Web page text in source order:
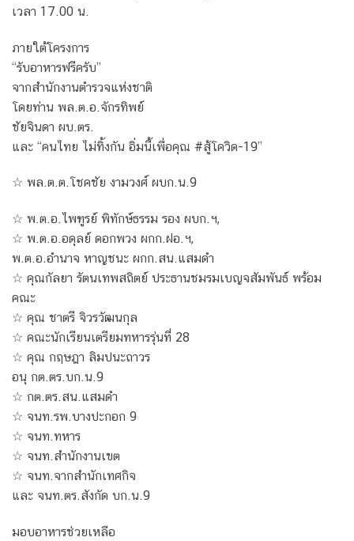
เวลา 17.00 น.
ภายใต้โครงการ
“รับอาหารฟรีครับ”
จากสำนักงานตำรวจแห่งชาติ
โดยท่าน พล.ต.อ.จักรทิพย์
ชัยจินดา ผบ.ตร.
และ “คนไทย ไม่ทิ้งกัน อิ่มนี้เพื่อคุณ #สู้โควิด-19”
☆ พล.ต.ต.โชคชัย งามวงศ์ ผบก.น.9
☆ พ.ต.อ.ไพฑูรย์ พิทักษ์ธรรม รอง ผบก.ฯ,
☆ พ.ต.อ.อดุลย์ ดอกพวง ผกก.ฝอ.ฯ,
พ.ต.อ.อำนาจ หาญชนะ ผกก.สน.แสมดำ
☆ คุณกัลยา รัตนเทพสถิตย์ ประธานชมรมเบญจสัมพันธ์ พร้อม
คณะ
☆ คุณ ชาตรี จิวรวัฒนกุล
☆ คณะนักเรียนเตรียมทหารรุ่นที่ 28
☆ คุณ กฤษฎา ลิมปนะถาวร
อนุ กต.ตร.บก.น.9
☆ กต.ตร.สน.แสมดำ
☆ จนท.รพ.บางปะกอก 9
☆ จนท.ทหาร
☆ จนท.สำนักงานเขต
☆ จนท.จากสำนักเทศกิจ
และ จนท.ตร.สังกัด บก.น.9
มอบอาหารช่วยเหลือ